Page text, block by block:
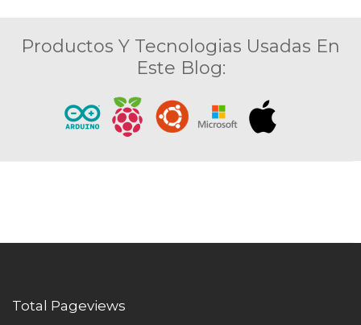
Productos Y Tecnologias Usadas En
Este Blog:
Total Pageviews